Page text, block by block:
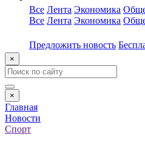
Все Лента Экономика
Все Лента Экономика
Предложить новость
×
×
Главная
Новости
Спорт